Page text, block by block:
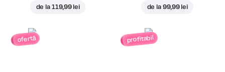
de la 119,99 lei de la 99,99 lei
ofertă profitabil